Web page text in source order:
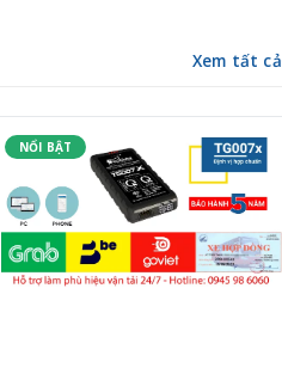
Xem tất cả